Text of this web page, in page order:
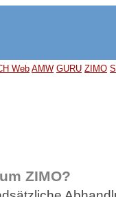
WebAMW GURU ZIMO
ZIMO?